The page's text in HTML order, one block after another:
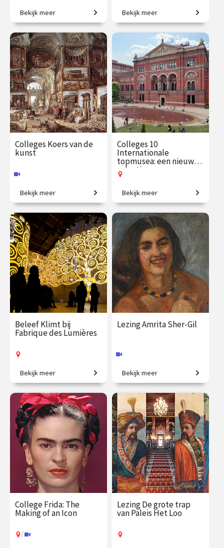
Van Persepolis tot het
moderne Teheran.
€ 195.00
vanaf 22
sep.
Online
Bekijk meer
Van legendarische heldinnen
tot regentessen.
€ 27.50
vanaf 19
aug.
Op locatie
Bekijk meer
Colleges Koers van de
kunst
Creatieve steden, van
Athene tot New York.
€ 345.00
vanaf 23
sep.
Online
Bekijk meer
Colleges 10
Internationale
topmusea: een nieuwe
selectie
Meesterwerken uit de
mooiste collecties.
€ 345.00
vanaf 22
sep.
Op locatie
Bekijk meer
Beleef Klimt bij
Fabrique des Lumières
Klimt zoals je hem nog nooit
zag.
€ 29.50
vanaf 17
aug.
Op locatie
Bekijk meer
Lezing Amrita Sher-Gil
‘Europa is van Picasso, India
is van mij.’
€ 19.50
vanaf 17
sep.
Online
Bekijk meer
College Frida: The
Making of an Icon
/
Lezing De grote trap
van Paleis Het Loo